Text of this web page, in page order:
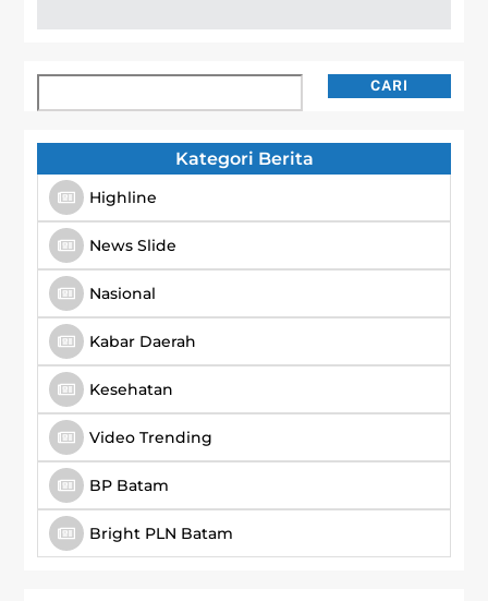
Cari CARI
Kategori Berita
Highline
News Slide
Nasional
Kabar Daerah
Kesehatan
Video Trending
BP Batam
Bright PLN Batam